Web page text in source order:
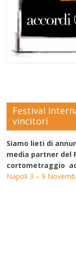
Festival
vincitori
Siamo lieti di
media partner del
cortometraggio
Napoli 3 – 9